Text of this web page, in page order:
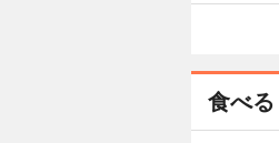
食べる